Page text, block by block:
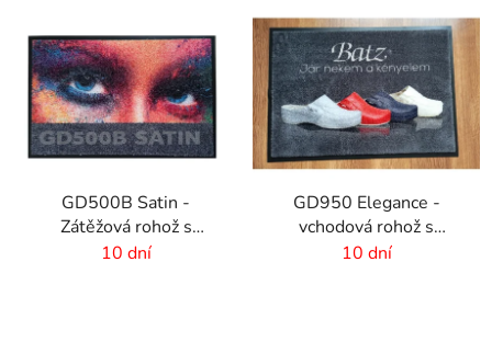
GD500B Satin -
Zátěžová rohož s
digitálnou potlačou a
10 dní
GD950 Elegance -
vchodová rohož s
digitálnou potlačou - 6
10 dní